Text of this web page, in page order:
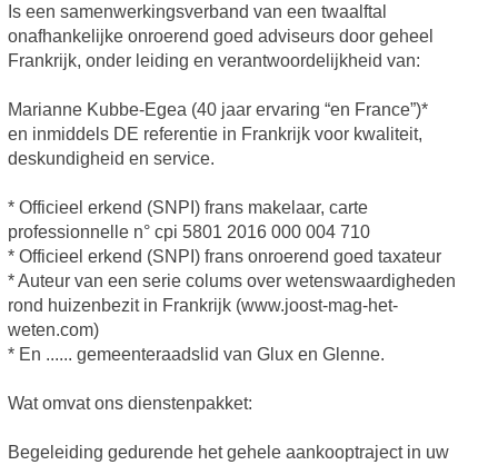
Is een samenwerkingsverband van een twaalftal
onafhankelijke onroerend goed adviseurs door geheel
Frankrijk, onder leiding en verantwoordelijkheid van:
Marianne Kubbe-Egea (40 jaar ervaring “en France”)*
en inmiddels DE referentie in Frankrijk voor kwaliteit,
deskundigheid en service.
* Officieel erkend (SNPI) frans makelaar, carte
professionnelle n° cpi 5801 2016 000 004 710
* Officieel erkend (SNPI) frans onroerend goed taxateur
* Auteur van een serie colums over wetenswaardigheden
rond huizenbezit in Frankrijk (www.joost-mag-het-
weten.com)
* En ...... gemeenteraadslid van Glux en Glenne.
Wat omvat ons dienstenpakket:
Begeleiding gedurende het gehele aankooptraject in uw